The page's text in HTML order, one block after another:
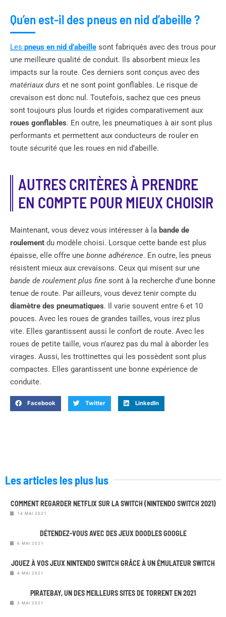
Qu’en est-il des pneus en nid d’abeille ?
Les pneus en nid d’abeille sont fabriqués avec des trous pour
une meilleure qualité de conduit. Ils absorbent mieux les
impacts sur la route. Ces derniers sont conçus avec des
matériaux durs et ne sont point gonflables. Le risque de
crevaison est donc nul. Toutefois, sachez que ces pneus
sont toujours plus lourds et rigides comparativement aux
roues gonflables. En outre, les pneumatiques à air sont plus
performants et permettent aux conducteurs de rouler en
toute sécurité que les roues en nid d’abeille.
AUTRES CRITÈRES À PRENDRE
EN COMPTE POUR MIEUX CHOISIR
Maintenant, vous devez vous intéresser à la bande de
roulement du modèle choisi. Lorsque cette bande est plus
épaisse, elle offre une bonne adhérence. En outre, les pneus
résistent mieux aux crevaisons. Ceux qui misent sur une
bande de roulement plus fine sont à la recherche d’une bonne
tenue de route. Par ailleurs, vous devez tenir compte du
diamètre des pneumatiques. Il varie souvent entre 6 et 10
pouces. Avec les roues de grandes tailles, vous irez plus
vite. Elles garantissent aussi le confort de route. Avec les
roues de petite taille, vous n’aurez pas du mal à aborder les
virages. Aussi, les trottinettes qui les possèdent sont plus
compactes. Elles garantissent une bonne expérience de
conduite.
Facebook Twitter LinkedIn
Les articles les plus lus
COMMENT REGARDER NETFLIX SUR LA SWITCH (NINTENDO SWITCH 2021)
14 MAI 2021
DÉTENDEZ-VOUS AVEC DES JEUX DOODLES GOOGLE
6 MAI 2021
JOUEZ À VOS JEUX NINTENDO SWITCH GRÂCE À UN ÉMULATEUR SWITCH
4 MAI 2021
PIRATEBAY, UN DES MEILLEURS SITES DE TORRENT EN 2021
3 MAI 2021